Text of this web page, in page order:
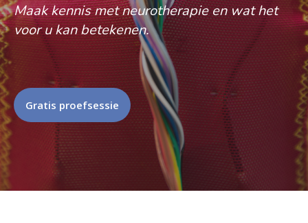
Maak kennis met neurotherapie en wat het
voor u kan betekenen.
Gratis proefsessie